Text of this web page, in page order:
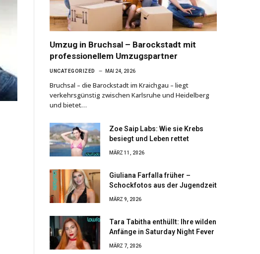
Umzug in Bruchsal – Barockstadt mit
professionellem Umzugspartner
UNCATEGORIZED MAI 24, 2026
Bruchsal – die Barockstadt im Kraichgau – liegt
verkehrsgünstig zwischen Karlsruhe und Heidelberg
und bietet…
Zoe Saip Labs: Wie sie Krebs
besiegt und Leben rettet
MÄRZ 11, 2026
Giuliana Farfalla früher –
Schockfotos aus der Jugendzeit
MÄRZ 9, 2026
Tara Tabitha enthüllt: Ihre wilden
Anfänge in Saturday Night Fever
MÄRZ 7, 2026